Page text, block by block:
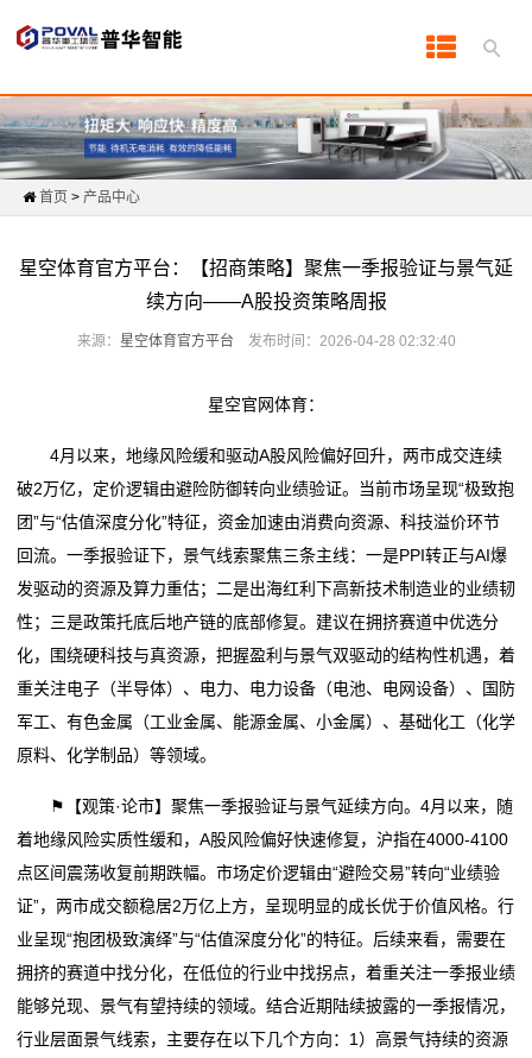
页
产
首页 > 产品中心
星空体育官方平台：【招商策略】聚焦一季报验证与景气延
续方向——A股投资策略周报
来源： 星空体育官方平台 发布时间：2026-04-28 02:32:40
星空官网体育：
4月以来，地缘风险缓和驱动A股风险偏好回升，两市成交连续
破2万亿，定价逻辑由避险防御转向业绩验证。当前市场呈现“极致抱
团”与“估值深度分化”特征，资金加速由消费向资源、科技溢价环节
回流。一季报验证下，景气线索聚焦三条主线：一是PPI转正与AI爆
发驱动的资源及算力重估；二是出海红利下高新技术制造业的业绩韧
性；三是政策托底后地产链的底部修复。建议在拥挤赛道中优选分
化，围绕硬科技与真资源，把握盈利与景气双驱动的结构性机遇，着
重关注电子（半导体）、电力、电力设备（电池、电网设备）、国防
军工、有色金属（工业金属、能源金属、小金属）、基础化工（化学
原料、化学制品）等领域。
⚑【观策·论市】聚焦一季报验证与景气延续方向。4月以来，随
着地缘风险实质性缓和，A股风险偏好快速修复，沪指在4000-4100
点区间震荡收复前期跌幅。市场定价逻辑由“避险交易”转向“业绩验
证”，两市成交额稳居2万亿上方，呈现明显的成长优于价值风格。行
业呈现“抱团极致演绎”与“估值深度分化”的特征。后续来看，需要在
拥挤的赛道中找分化，在低位的行业中找拐点，着重关注一季报业绩
能够兑现、景气有望持续的领域。结合近期陆续披露的一季报情况，
行业层面景气线索，主要存在以下几个方向：1）高景气持续的资源